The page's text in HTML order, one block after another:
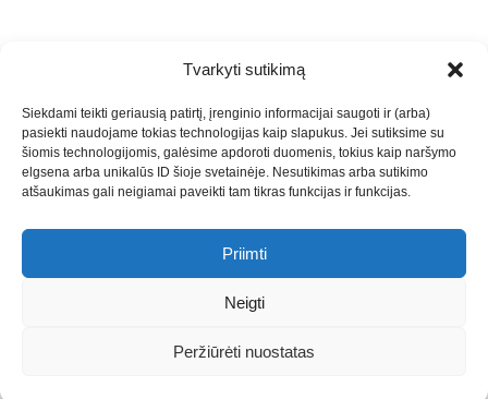
Tvarkyti sutikimą
Siekdami teikti geriausią patirtį, įrenginio informacijai saugoti ir (arba)
pasiekti naudojame tokias technologijas kaip slapukus. Jei sutiksime su
šiomis technologijomis, galėsime apdoroti duomenis, tokius kaip naršymo
elgsena arba unikalūs ID šioje svetainėje. Nesutikimas arba sutikimo
atšaukimas gali neigiamai paveikti tam tikras funkcijas ir funkcijas.
Priimti
Neigti
Peržiūrėti nuostatas
PASLAUGOS. SEO tekstų rašymas, turinio kūrimas,
straipsnių rašymas ir talpinimas į mūsų valdomas
svetaines.2026Armijai.LTTheme: Express News ByAdore
Themes.
Marketingo agentūra -Teisinės
-Saulius Narbutas
Regionų naujienos-